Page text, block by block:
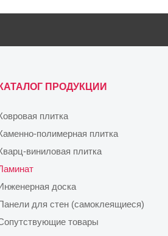
КАТАЛОГ ПРОДУКЦИИ
плитка
полимерная плитка
виниловая плитка
доска
для стен (самоклеящиеся)
товары